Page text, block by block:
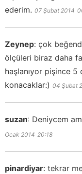
ederim. 07 Şubat 2014
Zeynep: çok
ölçüleri biraz daha
haşlanıyor pişince 5
konacaklar:) 04 Şubat
suzan: Deniycem
Ocak 2014 20:18
pinardiyar: tekrar